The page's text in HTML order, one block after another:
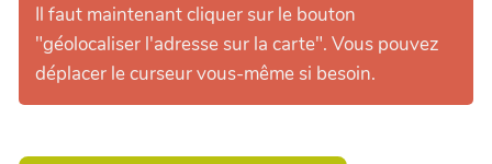
Il faut maintenant cliquer sur le bouton
"géolocaliser l'adresse sur la carte". Vous pouvez
déplacer le curseur vous-même si besoin.